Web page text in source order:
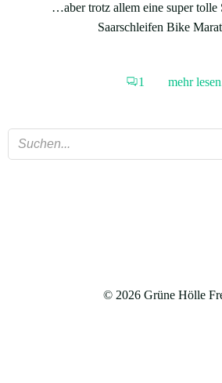
…aber trotz allem eine super tolle
Saarschleifen Bike
1 mehr
© 2026 Grüne Hölle